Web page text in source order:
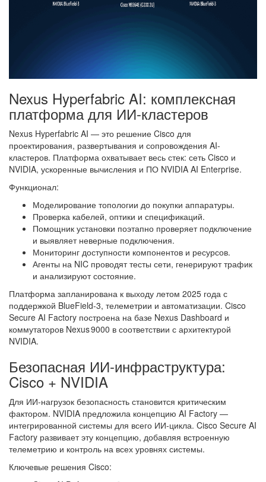
Nexus Hyperfabric AI: комплексная
платформа для ИИ-кластеров
Nexus Hyperfabric AI — это решение Cisco для
проектирования, развертывания и сопровождения AI-
кластеров. Платформа охватывает весь стек: сеть Cisco и
NVIDIA, ускоренные вычисления и ПО NVIDIA AI Enterprise.
Функционал:
Моделирование топологии до покупки аппаратуры.
Проверка кабелей, оптики и спецификаций.
Помощник установки поэтапно проверяет подключение
и выявляет неверные подключения.
Мониторинг доступности компонентов и ресурсов.
Агенты на NIC проводят тесты сети, генерируют трафик
и анализируют состояние.
Платформа запланирована к выходу летом 2025 года с
поддержкой BlueField‑3, телеметрии и автоматизации. Cisco
Secure AI Factory построена на базе Nexus Dashboard и
коммутаторов Nexus 9000 в соответствии с архитектурой
NVIDIA.
Безопасная ИИ-инфраструктура:
Cisco + NVIDIA
Для ИИ-нагрузок безопасность становится критическим
фактором. NVIDIA предложила концепцию AI Factory —
интегрированной системы для всего ИИ-цикла. Cisco Secure AI
Factory развивает эту концепцию, добавляя встроенную
телеметрию и контроль на всех уровнях системы.
Ключевые решения Cisco: